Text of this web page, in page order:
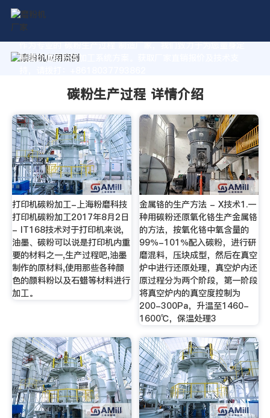
作为专业的 碳粉生产过程 制造厂家，我们致力于为您量身定
制高价值的粉体加工系统方案。获取厂家直销报价及技术支
碳粉生产过程 详情介绍
打印机碳粉加工-上海粉磨科技
打印机碳粉加工2017年8月2日
- IT168技术对于打印机来说,
油墨、碳粉可以说是打印机内重
要的材料之一,生产过程吧,油墨
制作的原材料,使用那些各种颜
色的颜料粉以及石蜡等材料进行
加工。
金属铬的生产方法 - X技术1.一
种用碳粉还原氧化铬生产金属铬
的方法，按氧化铬中氧含量的
99％-101％配入碳粉，进行研
磨混料，压块成型，然后在真空
炉中进行还原处理，真空炉内还
原过程分为两个阶段，第一阶段
将真空炉内的真空度控制为
200-300Pa，升温至1460-
1600℃，保温处理3